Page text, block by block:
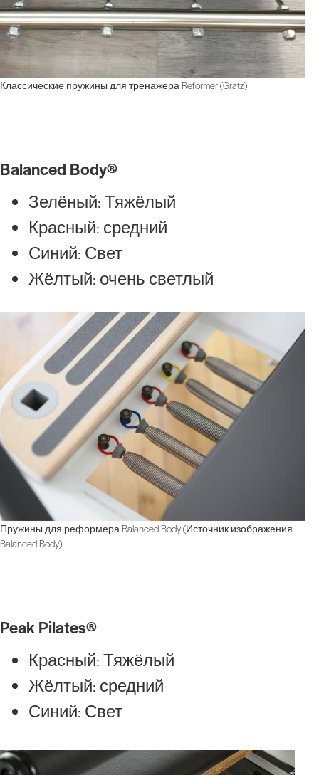
Классические пружины для тренажера Reformer (Gratz)
Balanced Body®
Зелёный: Тяжёлый
Красный: средний
Синий: Свет
Жёлтый: очень светлый
Пружины для реформера Balanced Body (Источник изображения:
Balanced Body)
Peak Pilates®
Красный: Тяжёлый
Жёлтый: средний
Синий: Свет